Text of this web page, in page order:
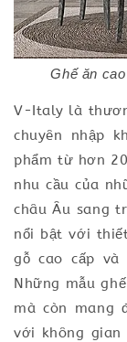
Ghế ăn
V-Italy là
chuyên nhập
phẩm từ hơn
nhu cầu của
châu Âu sang
nổi bật với
gỗ cao cấp và
Những mẫu
mà còn mang
với không gian